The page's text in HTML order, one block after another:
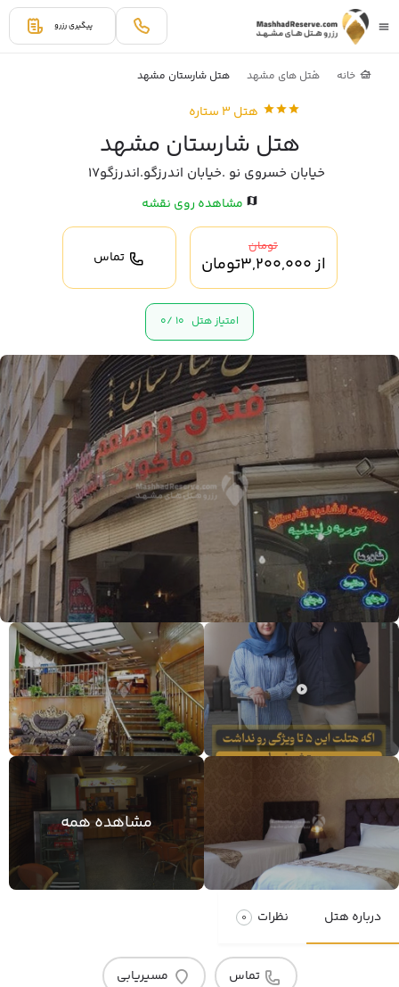
پیگیری رزرو
خانه هتل های مشهد هتل شارستان مشهد
هتل 3 ستاره
هتل شارستان مشهد
خیابان خسروی نو .خیابان اندرزگو.اندرزگو۱۷
مشاهده روی نقشه
تومان
از3,200,000تومان تماس
امتیاز هتل 10 /
0
مشاهده همه
درباره هتل نظرات 0
تماس مسیریابی